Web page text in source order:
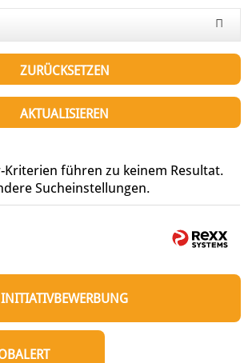
ZURÜCKSETZEN
AKTUALISIEREN
Kriterien führen zu keinem Resultat.
Sucheinstellungen.
INITIATIVBEWERBUNG